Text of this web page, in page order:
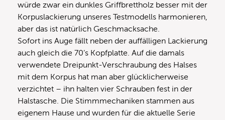
würde zwar ein dunkles Griffbrettholz besser mit der
Korpuslackierung unseres Testmodells harmonieren,
aber das ist natürlich Geschmacksache.
Sofort ins Auge fällt neben der auffälligen Lackierung
auch gleich die 70’s Kopfplatte. Auf die damals
verwendete Dreipunkt-Verschraubung des Halses
mit dem Korpus hat man aber glücklicherweise
verzichtet – ihn halten vier Schrauben fest in der
Halstasche. Die Stimmmechaniken stammen aus
eigenem Hause und wurden für die aktuelle Serie